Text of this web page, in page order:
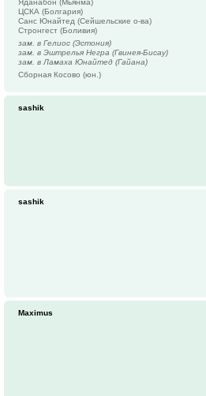
Яданабон (Мьянма)
ЦСКА (Болгария)
Санс Юнайтед (Сейшельские о-ва)
Стронгест (Боливия)
зам. в Гелиос (Эстония)
зам. в Эштрелья Негра (Гвинея-Бисау)
зам. в Ламаха Юнайтед (Гайана)
Сборная Косово (юн.)
sashik
sashik
Maximus